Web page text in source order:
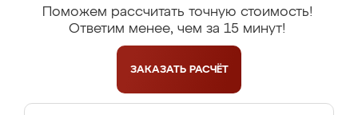
Поможем рассчитать точную стоимость!
Ответим менее, чем за 15 минут!
ЗАКАЗАТЬ РАСЧЁТ